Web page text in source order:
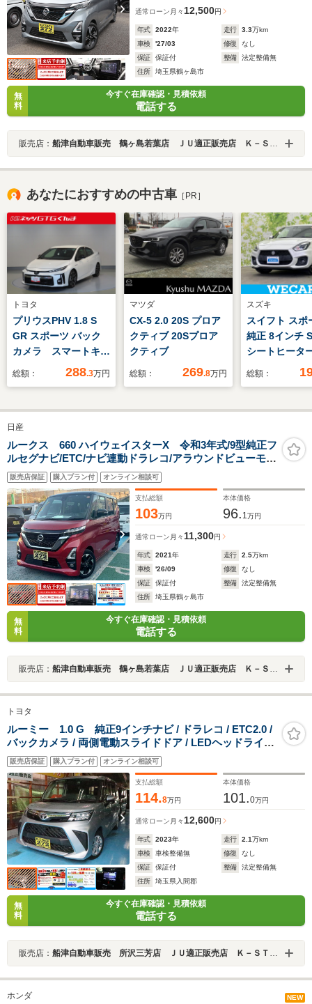
通常ローン 月々12,500円
年式 2022年 走行 3.3万km
車検
'27/03 修復
なし
保証
保証付 整備
法定整備無
住所
埼玉県鶴ヶ島市
無
料
今すぐ在庫確認・見積依頼
電話する
販売店： 船津自動車販売 鶴ヶ島若葉店 ＪＵ適正販売店 Ｋ－ＳＴＡＧＥ２７２
あなたにおすすめの中古車 ［PR］
トヨタ
プリウスPHV 1.8 S
GR スポーツ バック
カメラ スマートキ
ー ETC シートヒー
総額： 288.3万円
マツダ
CX-5 2.0 20S プロア
クティブ 20Sプロア
クティブ
総額： 269.8万円
スズキ
スイフト スポ
純正 8インチ
シートヒータ
位モニター用
ク/Bluetooth
滑り防止装置
総額：
日産
ルークス 660 ハイウェイスターX 令和3年式/9型純正フ
ルセグナビ/ETC/ナビ連動ドラレコ/アラウンドビューモニ
ター/両側パワースライドドア/ソナーセンサー/タッチパネ
ルエアコン/キーフリー/サーキュレーター/後席テーブル/
ロールサンシェード
販売店保証 購入プラン付 オンライン相談可
支払総額
103万円
本体価格
96. 1万円
通常ローン 月々 11,300円
年式 2021年 走行 2.5万km
車検
'26/09 修復
なし
保証
保証付 整備
法定整備無
住所
埼玉県鶴ヶ島市
無
料
今すぐ在庫確認・見積依頼
電話する
販売店： 船津自動車販売 鶴ヶ島若葉店 ＪＵ適正販売店 Ｋ－ＳＴＡＧＥ２７２
トヨタ
ルーミー 1.0 G 純正9インチナビ / ドラレコ / ETC2.0 /
バックカメラ / 両側電動スライドドア / LEDヘッドライト
/ プッシュスタート / 衝突被害軽減ブレーキ / キーフリー /
走行21275km
販売店保証 購入プラン付 オンライン相談可
支払総額
114.8万円
本体価格
101.0万円
通常ローン 月々 12,600円
年式 2023年 走行 2.1万km
車検
車検整備無 修復
なし
保証
保証付 整備
法定整備無
住所
埼玉県入間郡
無
料
今すぐ在庫確認・見積依頼
電話する
販売店： 船津自動車販売 所沢三芳店 ＪＵ適正販売店 Ｋ－ＳＴＡＧＥ２７２
ホンダ NEW